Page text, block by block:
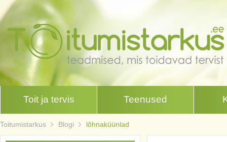
Toit ja tervis Teenused
Toitumistarkus Blogi lõhnaküünlad